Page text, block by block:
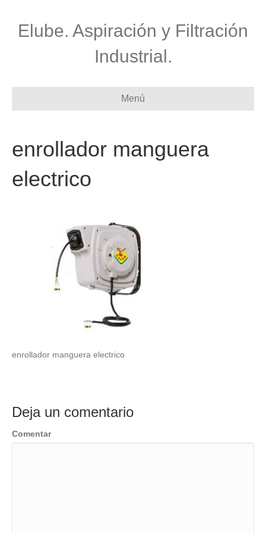
Elube. Aspiración y Filtración
Industrial.
Menú
enrollador manguera
electrico
enrollador manguera electrico
Deja un comentario
Comentar